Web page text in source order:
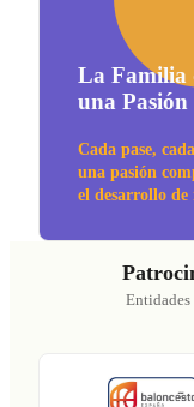
La Familia
una
Cada pase,
una pasión
el desarrollo de